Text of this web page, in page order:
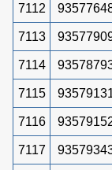
7112
7113
7114
7115
7116
7117